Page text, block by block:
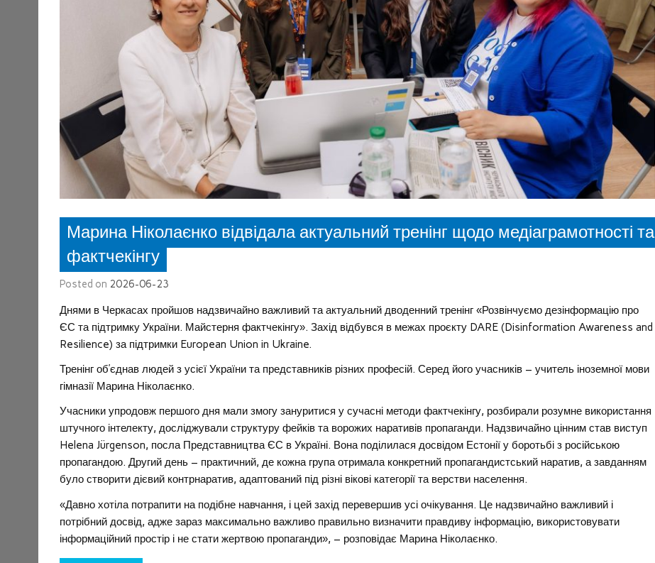
Марина Ніколаєнко відвідала актуальний тренінг щодо медіаграмотності та
фактчекінгу
Posted on 2026-06-23
Днями в Черкасах пройшов надзвичайно важливий та актуальний дводенний тренінг «Розвінчуємо дезінформацію про
ЄС та підтримку України. Майстерня фактчекінгу». Захід відбувся в межах проєкту DARE (Disinformation Awareness and
Resilience) за підтримки European Union in Ukraine.
Тренінг об’єднав людей з усієї України та представників різних професій. Серед його учасників – учитель іноземної мови
гімназії Марина Ніколаєнко.
Учасники упродовж першого дня мали змогу зануритися у сучасні методи фактчекінгу, розбирали розумне використання
штучного інтелекту, досліджували структуру фейків та ворожих наративів пропаганди. Надзвичайно цінним став виступ
Helena Jürgenson, посла Представництва ЄС в Україні. Вона поділилася досвідом Естонії у боротьбі з російською
пропагандою. Другий день – практичний, де кожна група отримала конкретний пропагандистський наратив, а завданням
було створити дієвий контрнаратив, адаптований під різні вікові категорії та верстви населення.
«Давно хотіла потрапити на подібне навчання, і цей захід перевершив усі очікування. Це надзвичайно важливий і
потрібний досвід, адже зараз максимально важливо правильно визначити правдиву інформацію, використовувати
інформаційний простір і не стати жертвою пропаганди», – розповідає Марина Ніколаєнко.